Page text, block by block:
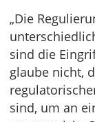
„Die
sind die
glaube nicht,
sind, um an